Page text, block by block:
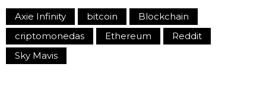
Axie Infinity bitcoin
Blockchain
criptomonedas
Ethereum
Reddit
Sky Mavis